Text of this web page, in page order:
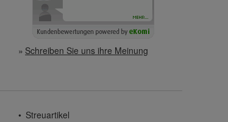
Schreiben Sie uns ihre Meinung
Streuartikel